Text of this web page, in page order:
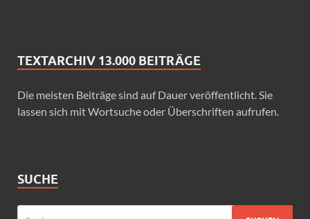
TEXTARCHIV 13.000 BEITRÄGE
Die meisten Beiträge sind auf Dauer veröffentlicht. Sie
lassen sich mit Wortsuche oder Überschriften aufrufen.
SUCHE